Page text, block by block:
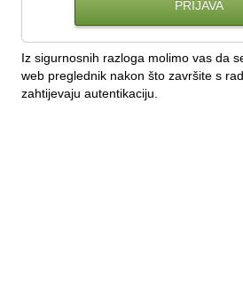
Iz sigurnosnih razloga molimo vas da
web preglednik nakon što završite s
zahtijevaju autentikaciju.